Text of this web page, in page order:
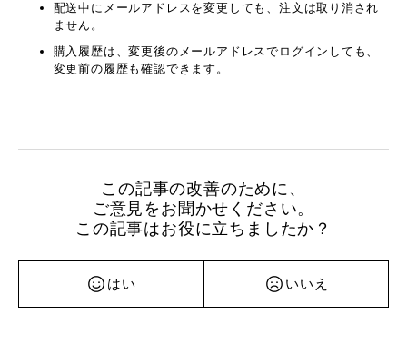
配送中にメールアドレスを変更しても、注文は取り消され
ません。
購入履歴は、変更後のメールアドレスでログインしても、
変更前の履歴も確認できます。
この記事の改善のために、
ご意見をお聞かせください。
この記事はお役に立ちましたか？
はい いいえ